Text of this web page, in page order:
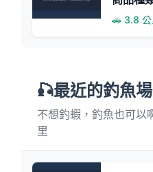
釣具店
🚗 3.8 公
🎣最近的釣魚場
不想釣蝦，釣魚也可
里